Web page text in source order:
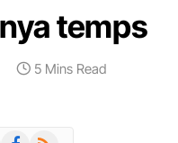
temps
5 Mins Read